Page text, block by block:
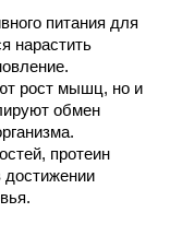
питания для
нарастить
рост мышц, но и
обмен
протеин